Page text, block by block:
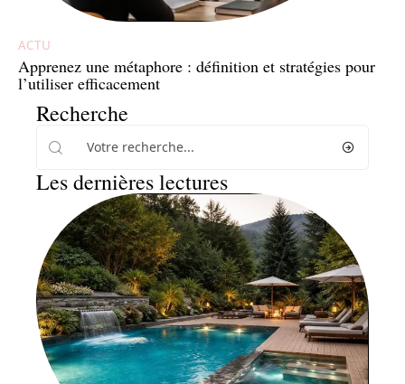
ACTU
Apprenez une métaphore : définition et stratégies pour
l’utiliser efficacement
Recherche
Les dernières lectures